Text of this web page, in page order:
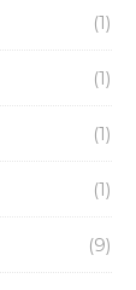
(1)
(1)
(1)
(1)
(9)